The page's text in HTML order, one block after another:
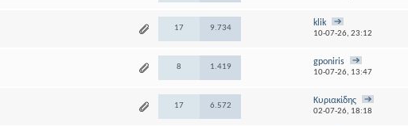
17 9.734
klik
10-07-26, 23:12
8 1.419
gponiris
10-07-26, 13:47
17 6.572
Κυριακίδης
02-07-26, 18:18